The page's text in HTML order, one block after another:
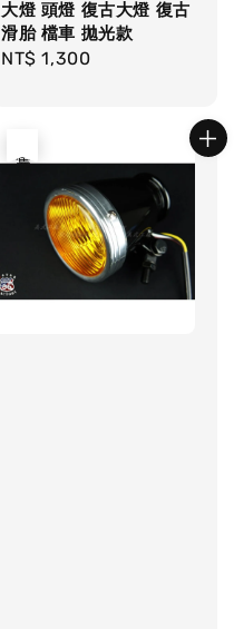
大燈 頭燈 復古大燈 復古
滑胎 檔車 拋光款
Regular
NT$ 1,300